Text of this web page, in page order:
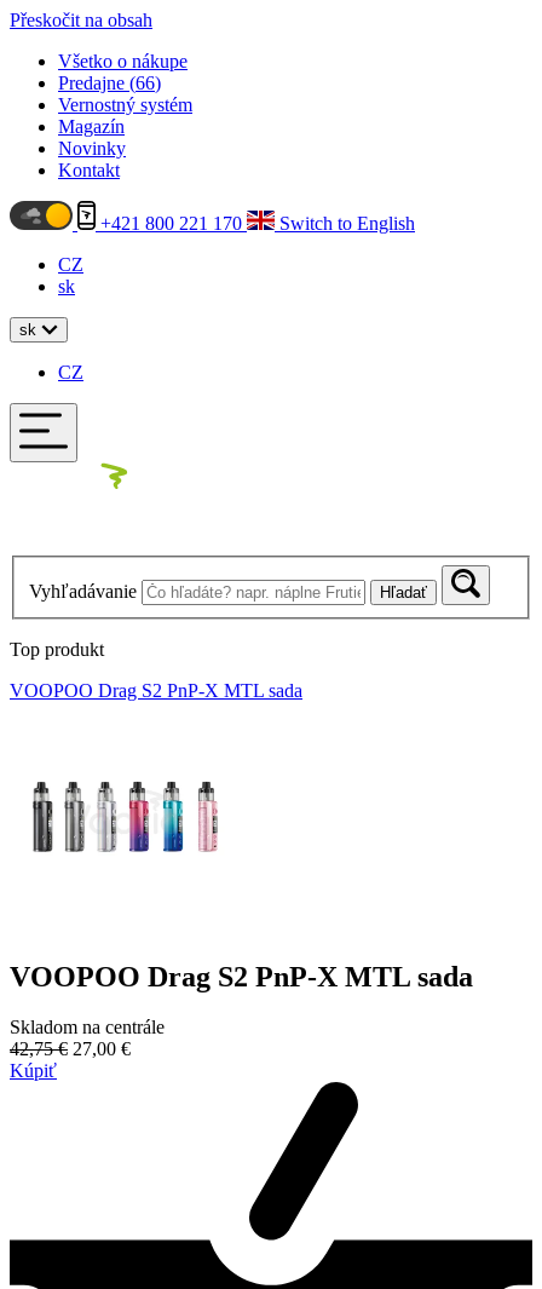
Přeskočit na obsah
Všetko o nákupe
Predajne (66)
Vernostný systém
Magazín
Novinky
Kontakt
+421 800 221 170
Switch to English
CZ
sk
sk
CZ
Vyhľadávanie Hľadať
Top produkt
VOOPOO Drag S2 PnP-X MTL sada
VOOPOO Drag S2 PnP-X MTL sada
Skladom na centrále
42,75 € 27,00 €
Kúpiť